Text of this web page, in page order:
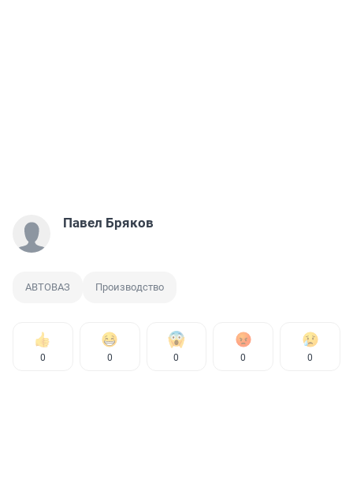
Павел Бряков
АВТОВАЗ Производство
0 0 0 0 0